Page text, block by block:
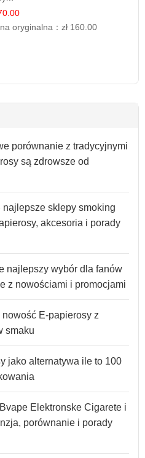
oryginalna：zł 160.00
porównanie z tradycyjnymi
są zdrowsze od
najlepsze sklepy smoking
akcesoria i porady
najlepszy wybór dla fanów
z nowościami i promocjami
E-papierosy z
smaku
jako alternatywa ile to 100
Elektronske Cigarete i
porównanie i porady